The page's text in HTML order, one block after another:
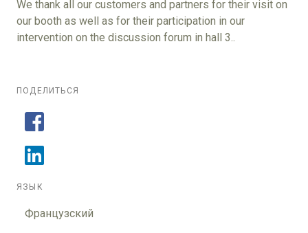
We thank all our customers and partners for their visit on
our booth as well as for their participation in our
intervention on the discussion forum in hall 3..
ПОДЕЛИТЬСЯ
ЯЗЫК
Французский